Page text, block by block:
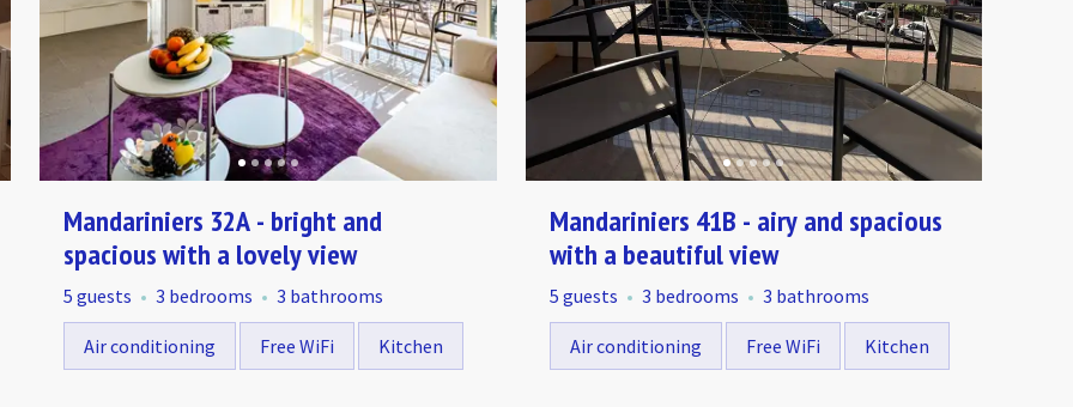
Mandariniers 32A - bright and
spacious with a lovely view
5 guests 3 bedrooms 3 bathrooms
Air conditioning Free WiFi Kitchen
Mandariniers 41B - airy and spacious
with a beautiful view
5 guests 3 bedrooms 3 bathrooms
Air conditioning Free WiFi Kitchen